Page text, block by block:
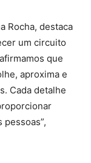
Rocha, destaca
um circuito
que
aproxima e
Cada detalhe